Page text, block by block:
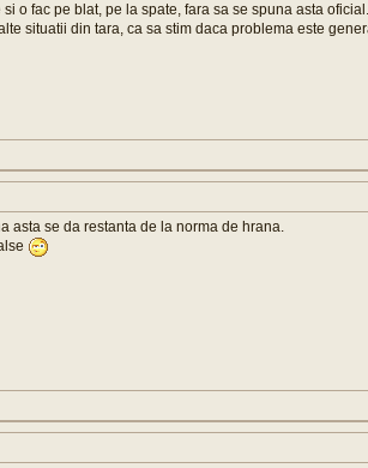
o fac pe blat, pe la spate, fara sa se spuna asta
situatii din tara, ca sa stim daca problema este
asta se da restanta de la norma de hrana.